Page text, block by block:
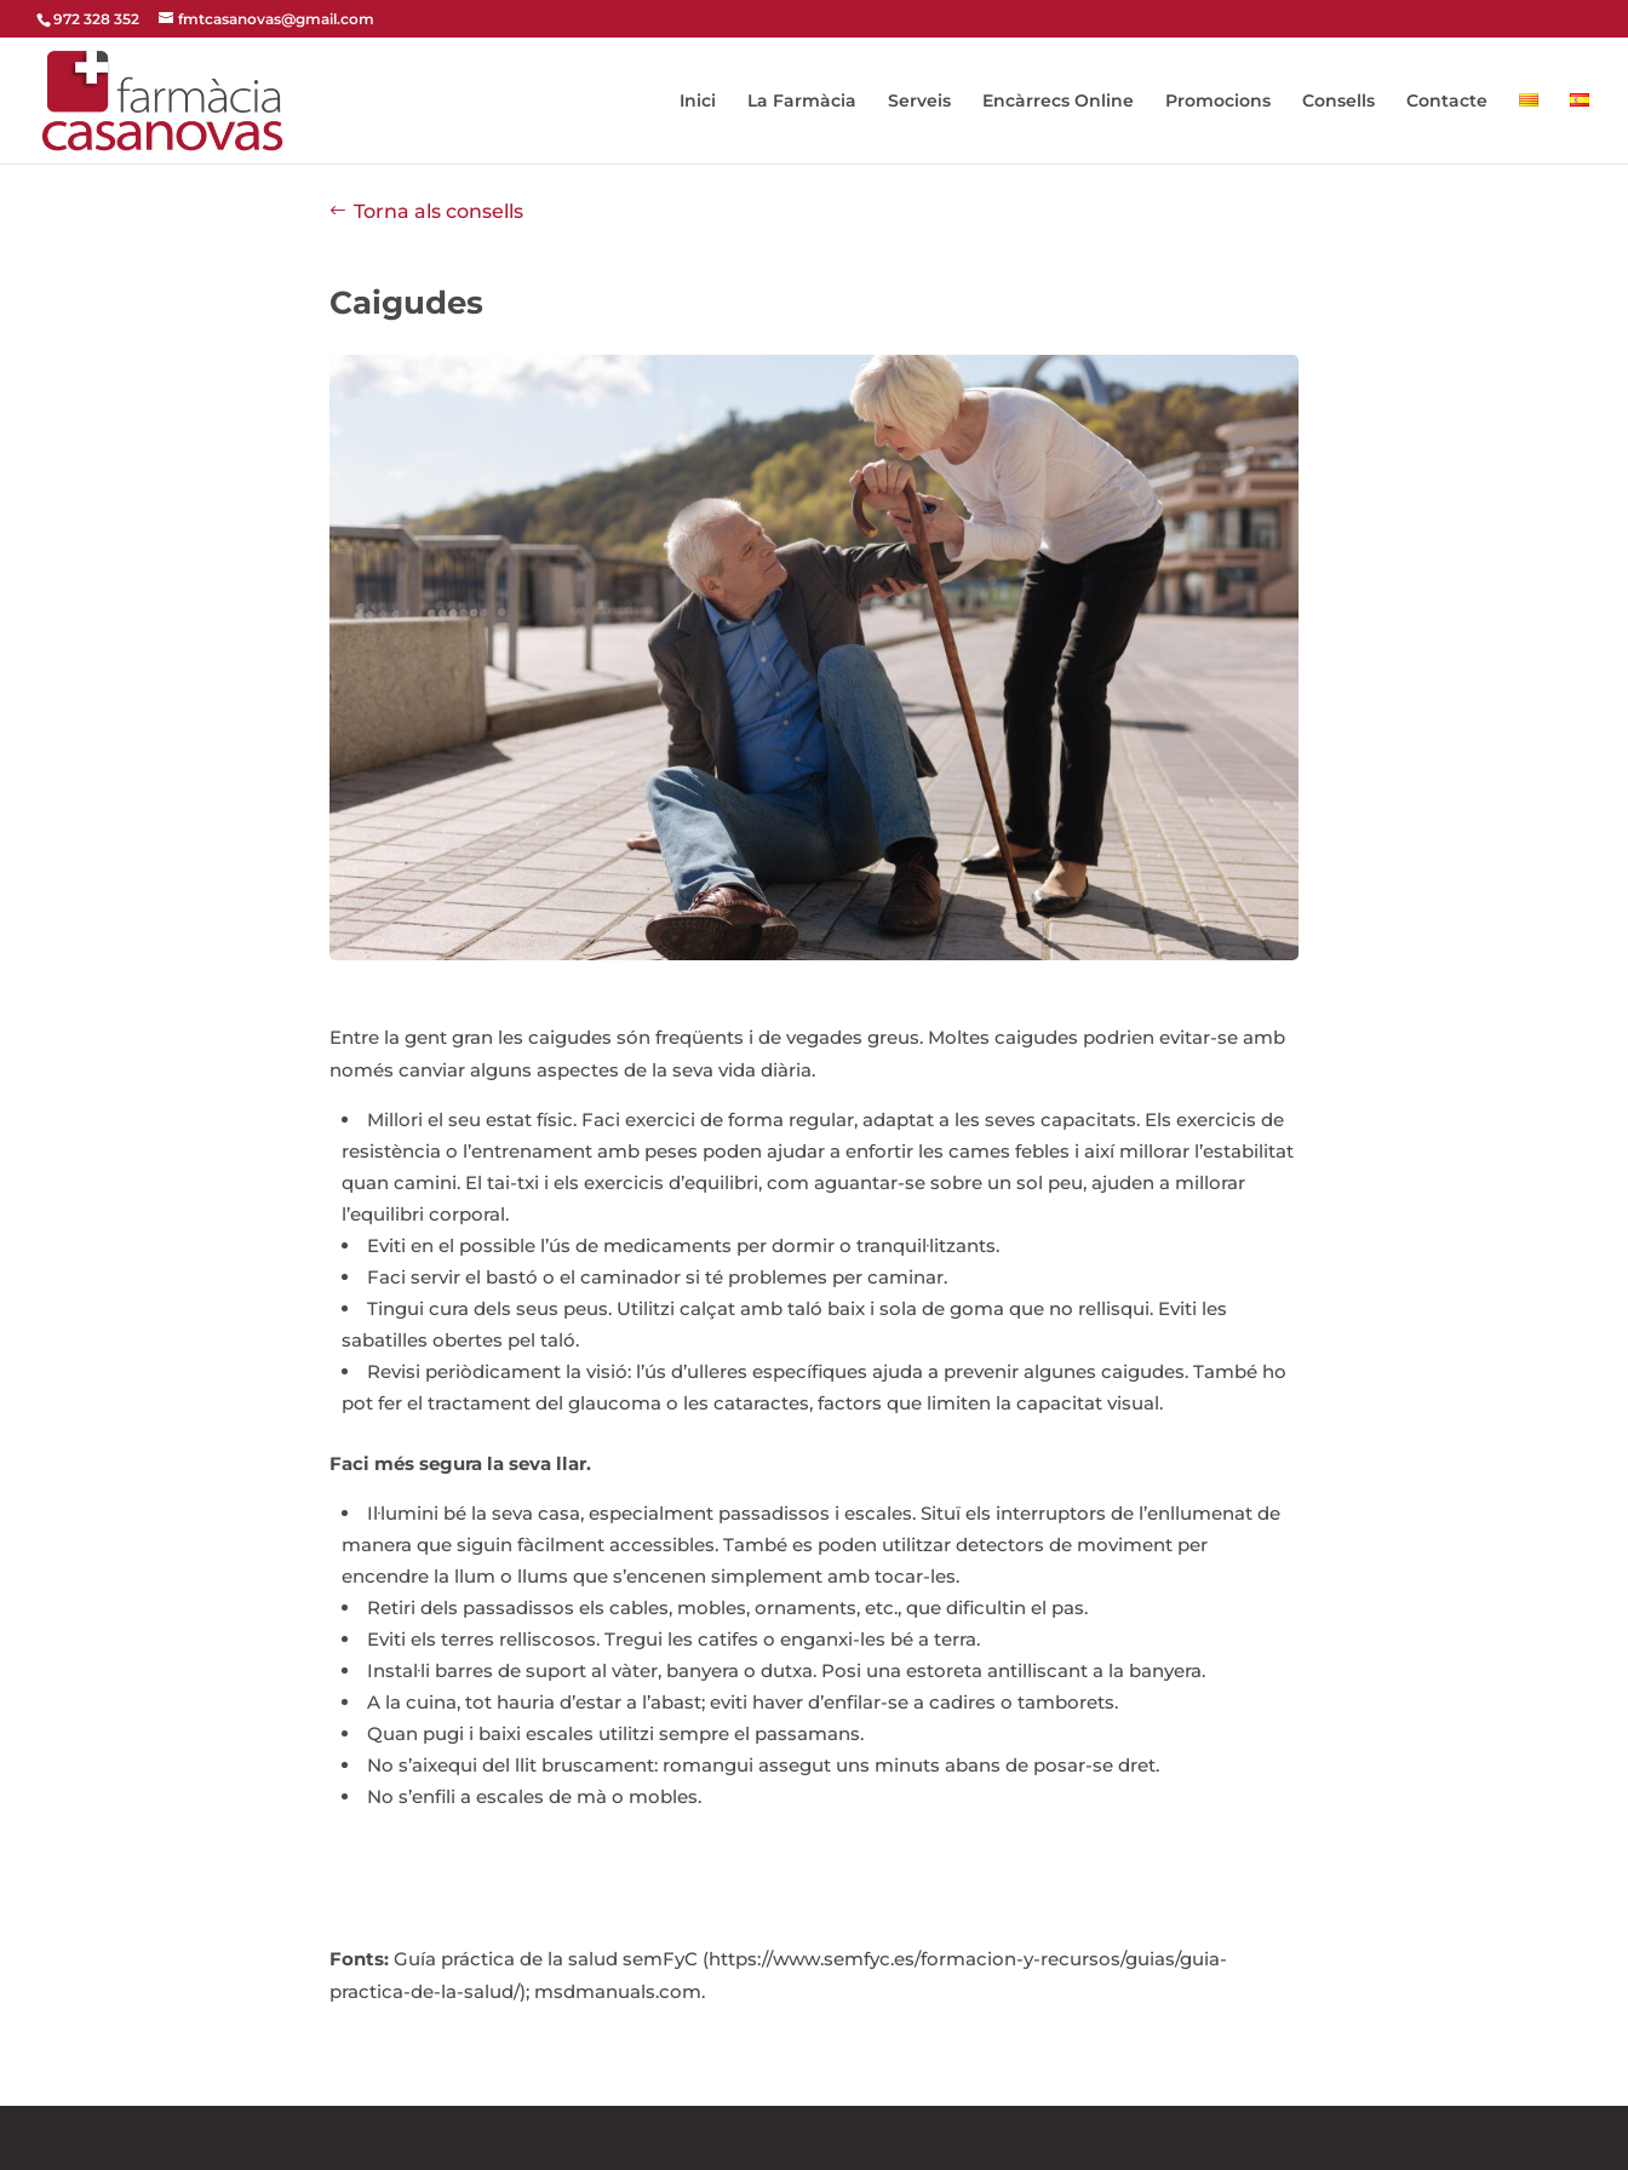
972 328 352 fmtcasanovas@gmail.com
Inici La Farmàcia Serveis Encàrrecs Online Promocions Consells Contacte
Torna als consells
Caigudes
Entre la gent gran les caigudes són freqüents i de vegades greus. Moltes caigudes podrien evitar-se amb
només canviar alguns aspectes de la seva vida diària.
Millori el seu estat físic. Faci exercici de forma regular, adaptat a les seves capacitats. Els exercicis de
resistència o l’entrenament amb peses poden ajudar a enfortir les cames febles i així millorar l’estabilitat
quan camini. El tai-txi i els exercicis d’equilibri, com aguantar-se sobre un sol peu, ajuden a millorar
l’equilibri corporal.
Eviti en el possible l’ús de medicaments per dormir o tranquil·litzants.
Faci servir el bastó o el caminador si té problemes per caminar.
Tingui cura dels seus peus. Utilitzi calçat amb taló baix i sola de goma que no rellisqui. Eviti les
sabatilles obertes pel taló.
Revisi periòdicament la visió: l’ús d’ulleres específiques ajuda a prevenir algunes caigudes. També ho
pot fer el tractament del glaucoma o les cataractes, factors que limiten la capacitat visual.
Faci més segura la seva llar.
Il·lumini bé la seva casa, especialment passadissos i escales. Situï els interruptors de l’enllumenat de
manera que siguin fàcilment accessibles. També es poden utilitzar detectors de moviment per
encendre la llum o llums que s’encenen simplement amb tocar-les.
Retiri dels passadissos els cables, mobles, ornaments, etc., que dificultin el pas.
Eviti els terres relliscosos. Tregui les catifes o enganxi-les bé a terra.
Instal·li barres de suport al vàter, banyera o dutxa. Posi una estoreta antilliscant a la banyera.
A la cuina, tot hauria d’estar a l’abast; eviti haver d’enfilar-se a cadires o tamborets.
Quan pugi i baixi escales utilitzi sempre el passamans.
No s’aixequi del llit bruscament: romangui assegut uns minuts abans de posar-se dret.
No s’enfili a escales de mà o mobles.
Fonts: Guía práctica de la salud semFyC (https://www.semfyc.es/formacion-y-recursos/guias/guia-
practica-de-la-salud/); msdmanuals.com.